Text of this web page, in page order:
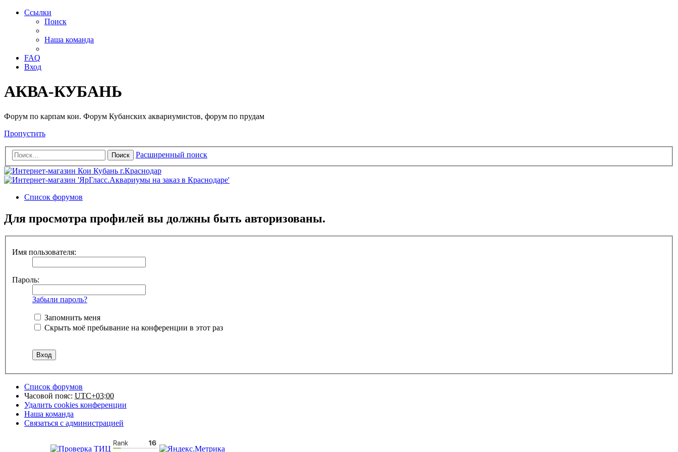
Ссылки
Поиск
Наша команда
FAQ
Вход
АКВА-КУБАНЬ
Форум по карпам кои. Форум Кубанских аквариумистов, форум по прудам
Пропустить
Поиск Расширенный поиск
Список форумов
Для просмотра профилей вы должны быть авторизованы.
Имя пользователя:
Пароль:
Забыли пароль?
Запомнить меня
Скрыть моё пребывание на конференции в этот раз
Список форумов
Часовой пояс: UTC+03:00
Удалить cookies конференции
Наша команда
Связаться с администрацией